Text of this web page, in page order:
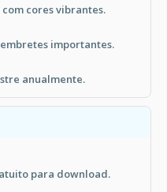
cores vibrantes.
importantes.
anualmente.
para download.